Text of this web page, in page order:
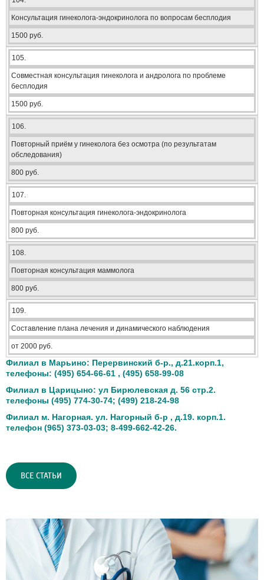
Консультация гинеколога-эндокринолога по вопросам бесплодия
1500 руб.
105.
Совместная консультация гинеколога и андролога по проблеме
бесплодия
1500 руб.
106.
Повторный приём у гинеколога без осмотра (по результатам
обследования)
800 руб.
107.
Повторная консультация гинеколога-эндокринолога
800 руб.
108.
Повторная консультация маммолога
800 руб.
109.
Составление плана лечения и динамического наблюдения
от 2000 руб.
Филиал в Марьино: Перервинский б-р., д.21.корп.1,
телефоны: (495) 654-66-61 , (495) 658-99-08
Филиал в Царицыно: ул Бирюлевская д. 56 стр.2.
телефоны (495) 774-30-74; (499) 218-24-98
Филиал м. Нагорная. ул. Нагорный б-р , д.19. корп.1.
телефон (965) 373-03-03; 8-499-662-42-26.
ВСЕ СТАТЬИ